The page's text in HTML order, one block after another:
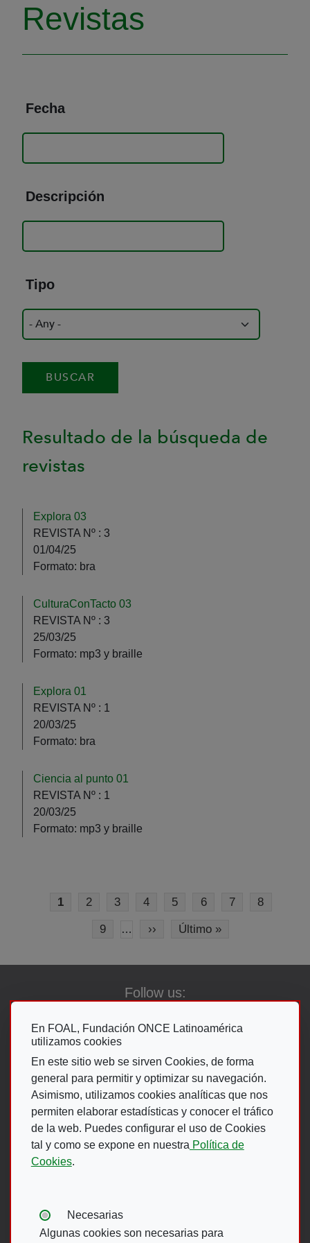
En FOAL, Fundación ONCE Latinoamérica
utilizamos cookies
En este sitio web se sirven Cookies, de forma
general para permitir y optimizar su navegación.
Asimismo, utilizamos cookies analíticas que nos
permiten elaborar estadísticas y conocer el tráfico
de la web. Puedes configurar el uso de Cookies
tal y como se expone en nuestra Política de
Cookies.
Tipos de cookies:
Necesarias
Algunas cookies son necesarias para
Revistas
Fecha
Descripción
Tipo
Resultado de la búsqueda de
revistas
Explora 03
REVISTA Nº : 3
01/04/25
Formato: bra
CulturaConTacto 03
REVISTA Nº : 3
25/03/25
Formato: mp3 y braille
Explora 01
REVISTA Nº : 1
20/03/25
Formato: bra
Ciencia al punto 01
REVISTA Nº : 1
20/03/25
Formato: mp3 y braille
Current page
1 Page
2 Page
3 Page
4 Page
5 Page
6 Page
7 Page
8
Page
9 … Next page
›› Last page
Último »
Follow us:
Footer Menu
CANAL DE DENUNCIAS ONCE